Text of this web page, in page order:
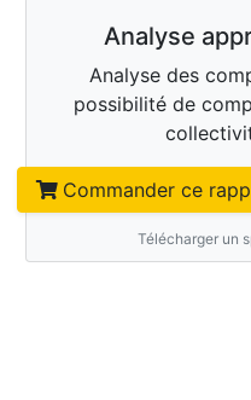
Analyse
Analyse des
possibilité de
Commander ce
Télécharger un